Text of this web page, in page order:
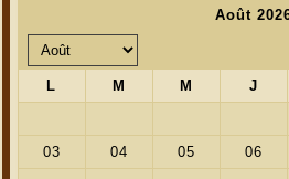
Pose des pièces